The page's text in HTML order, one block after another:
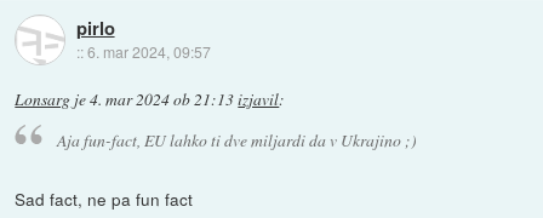
pirlo
::6. mar 2024, 09:57
Lonsarg je4. mar 2024 ob 21:13izjavil:
Aja fun-fact, EU lahko ti dve miljardi da v Ukrajino ;)
Sad fact, ne pa fun fact